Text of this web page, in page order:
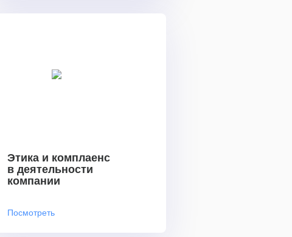
Этика и комплаенс
в деятельности
компании
Посмотреть